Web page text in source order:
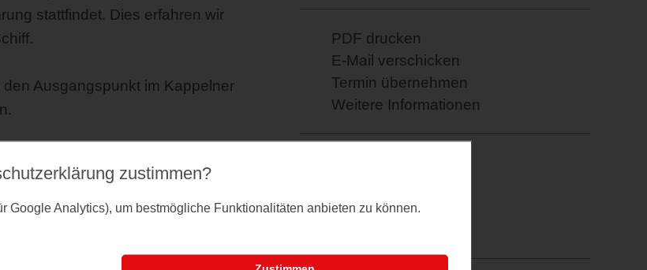
stattfindet. Dies erfahren wir
Ausgangspunkt im Kappelner
des Kapitäns zu den
PDF drucken
E-Mail verschicken
Termin übernehmen
Weitere Informationen
Google+
zustimmen?
Google Analytics), um bestmögliche Funktionalitäten anbieten zu können.